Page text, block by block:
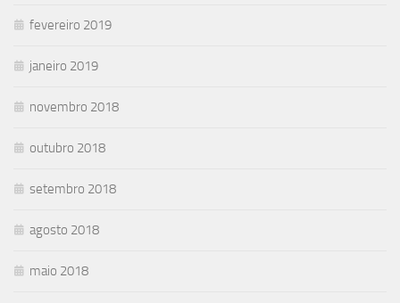
fevereiro 2019
janeiro 2019
novembro 2018
outubro 2018
setembro 2018
agosto 2018
maio 2018